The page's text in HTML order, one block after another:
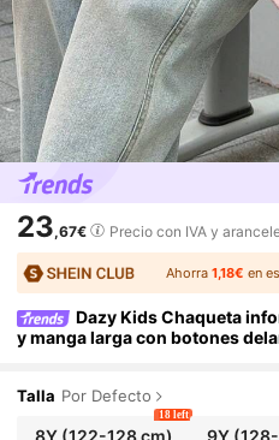
23,67€ Precio con IVA y
Ahorra1,18€ en
Dazy Kids Chaqueta
y manga larga con botones
Talla Por Defecto
18 left